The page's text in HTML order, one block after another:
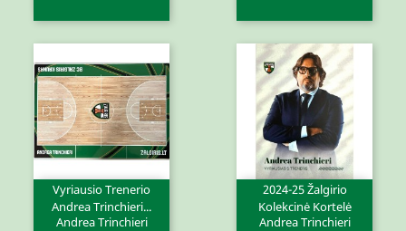
Vyriausio Trenerio
Andrea Trinchieri...
Andrea Trinchieri
2024-25 Žalgirio
Kolekcinė Kortelė
Andrea Trinchieri